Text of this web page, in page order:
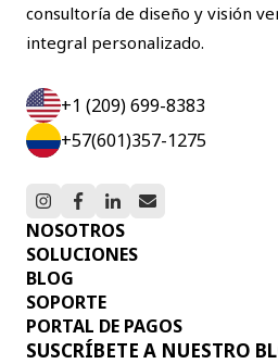
consultoría de diseño y visión
integral personalizado.
+1 (209) 699-8383
+57(601)357-1275
NOSOTROS
SOLUCIONES
BLOG
SOPORTE
PORTAL DE PAGOS
SUSCRÍBETE A NUESTRO